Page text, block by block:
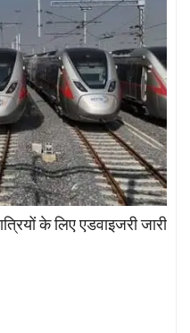
के लिए एडवाइजरी जारी